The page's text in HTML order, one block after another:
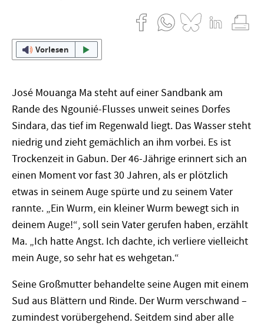
Vorlesen
José Mouanga Ma steht auf einer Sandbank am
Rande des Ngounié-Flusses unweit seines Dorfes
Sindara, das tief im Regenwald liegt. Das Wasser steht
niedrig und zieht gemächlich an ihm vorbei. Es ist
Trockenzeit in Gabun. Der 46-Jährige erinnert sich an
einen Moment vor fast 30 Jahren, als er plötzlich
etwas in seinem Auge spürte und zu seinem Vater
rannte. „Ein Wurm, ein kleiner Wurm bewegt sich in
deinem Auge!“, soll sein Vater gerufen haben, erzählt
Ma. „Ich hatte Angst. Ich dachte, ich verliere vielleicht
mein Auge, so sehr hat es wehgetan.“
Seine Großmutter behandelte seine Augen mit einem
Sud aus Blättern und Rinde. Der Wurm verschwand –
zumindest vorübergehend. Seitdem sind aber alle